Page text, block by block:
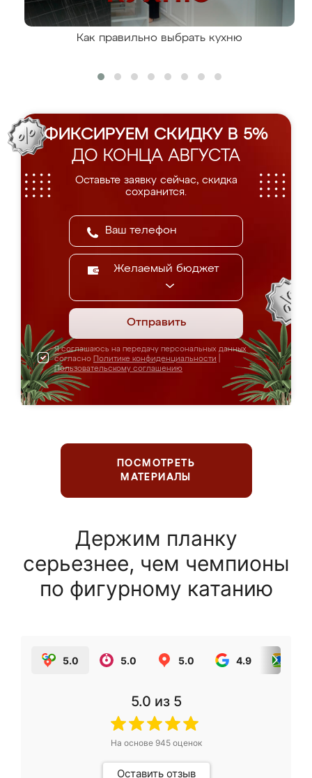
Как правильно выбрать кухню
ФИКСИРУЕМ СКИДКУ В 5%
ДО КОНЦА АВГУСТА
Оставьте заявку сейчас, скидка
сохранится.
Желаемый бюджет
Отправить
Я соглашаюсь на передачу персональных данных
согласно Политике конфиденциальности
Пользовательскому соглашению
ПОСМОТРЕТЬ
МАТЕРИАЛЫ
Держим планку
серьезнее, чем чемпионы
по фигурному катанию
5.0 5.0 5.0 4.9
5.0 из 5
На основе 945оценок
Оставить отзыв